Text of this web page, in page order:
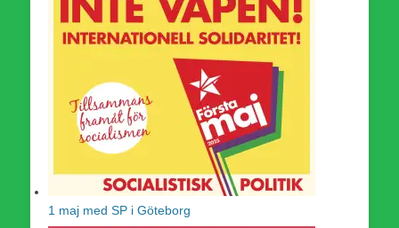
1 maj med SP i Göteborg